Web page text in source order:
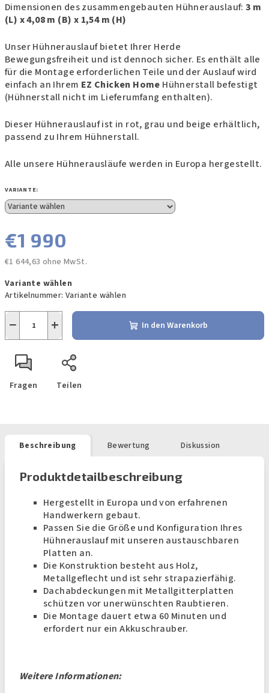
Dimensionen des zusammengebauten Hühnerauslauf: 3 m
(L) x 4,08 m (B) x 1,54 m (H)
Unser Hühnerauslauf bietet Ihrer Herde
Bewegungsfreiheit und ist dennoch sicher. Es enthält alle
für die Montage erforderlichen Teile und der Auslauf wird
einfach an Ihrem EZ Chicken Home Hühnerstall befestigt
(Hühnerstall nicht im Lieferumfang enthalten).
Dieser Hühnerauslauf ist in rot, grau und beige erhältlich,
passend zu Ihrem Hühnerstall.
Alle unsere Hühnerausläufe werden in Europa hergestellt.
VARIANTE:
€1 990
€1 644,63 ohne MwSt.
Variante wählen
Artikelnummer: Variante wählen
+
− In den Warenkorb
Fragen Teilen
Beschreibung Bewertung Diskussion
Produktdetailbeschreibung
Hergestellt in Europa und von erfahrenen
Handwerkern gebaut.
Passen Sie die Größe und Konfiguration Ihres
Hühnerauslauf mit unseren austauschbaren
Platten an.
Die Konstruktion besteht aus Holz,
Metallgeflecht und ist sehr strapazierfähig.
Dachabdeckungen mit Metallgitterplatten
schützen vor unerwünschten Raubtieren.
Die Montage dauert etwa 60 Minuten und
erfordert nur ein Akkuschrauber.
Weitere Informationen: